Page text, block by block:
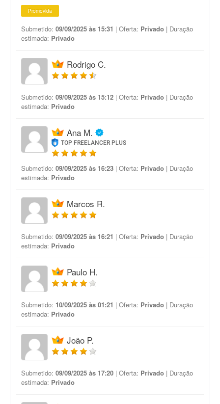
Promovida
Submetido: 09/09/2025 às 15:31 | Oferta: Privado | Duração
estimada: Privado
Rodrigo C.
Submetido: 09/09/2025 às 15:12 | Oferta: Privado | Duração
estimada: Privado
Ana M.
TOP FREELANCER PLUS
Submetido: 09/09/2025 às 16:23 | Oferta: Privado | Duração
estimada: Privado
Marcos R.
Submetido: 09/09/2025 às 16:21 | Oferta: Privado | Duração
estimada: Privado
Paulo H.
Submetido: 10/09/2025 às 01:21 | Oferta: Privado | Duração
estimada: Privado
João P.
Submetido: 09/09/2025 às 17:20 | Oferta: Privado | Duração
estimada: Privado